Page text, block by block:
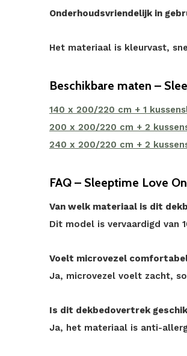
Onderhoudsvriendelijk in
Het materiaal is kleurvast,
Beschikbare maten –
140 x 200/220 cm + 1
200 x 200/220 cm + 2
240 x 200/220 cm + 2
FAQ – Sleeptime Love
Van welk materiaal is dit
Dit model is vervaardigd van
Voelt microvezel
Ja, microvezel voelt zacht,
Is dit dekbedovertrek
Ja, het materiaal is anti-